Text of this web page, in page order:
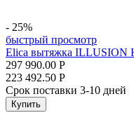
- 25%
быстрый просмотр
Elica вытяжка ILLUSION
297 990.00 Р
223 492.50 Р
Срок поставки 3-10 дней
Купить